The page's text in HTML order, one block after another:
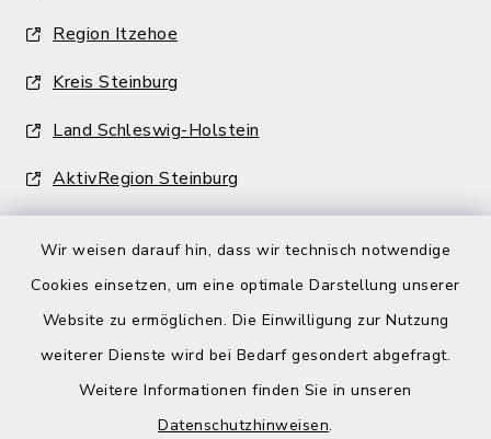
Wir weisen darauf hin, dass wir technisch notwendige
Cookies einsetzen, um eine optimale Darstellung unserer
Website zu ermöglichen. Die Einwilligung zur Nutzung
weiterer Dienste wird bei Bedarf gesondert abgefragt.
Weitere Informationen finden Sie in unseren
Datenschutzhinweisen.
Region Itzehoe
Kreis Steinburg
Land Schleswig-Holstein
AktivRegion Steinburg
Barrierefreiheit